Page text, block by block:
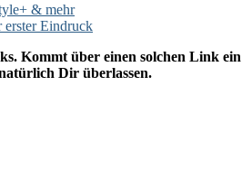
& mehr
Eindruck
Kommt über einen solchen Link
Dir überlassen.